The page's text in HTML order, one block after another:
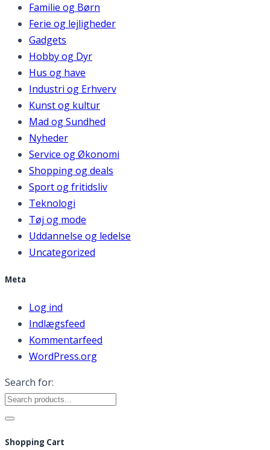
Familie og Børn
Ferie og lejligheder
Gadgets
Hobby og Dyr
Hus og have
Industri og Erhverv
Kunst og kultur
Mad og Sundhed
Nyheder
Service og Økonomi
Shopping og deals
Sport og fritidsliv
Teknologi
Tøj og mode
Uddannelse og ledelse
Uncategorized
Meta
Log ind
Indlægsfeed
Kommentarfeed
WordPress.org
Search for:
Shopping Cart